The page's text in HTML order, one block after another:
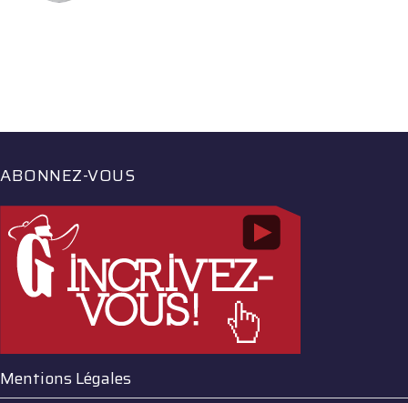
ABONNEZ-VOUS
Mentions Légales